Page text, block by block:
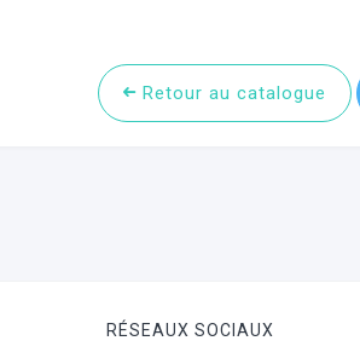
Retour au catalogue
RÉSEAUX SOCIAUX